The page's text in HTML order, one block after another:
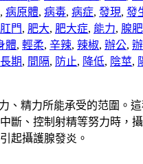
, 病原體, 病毒, 病症, 發現, 發
肛門, 肥大, 肥大症, 能力, 腺肥
體, 輕柔, 辛辣, 辣椒, 辦公,
長期, 間隔, 防止, 降低, 陰莖,
精力所能承受的范圍。
、控制射精等努力時，
起攝護腺發炎。